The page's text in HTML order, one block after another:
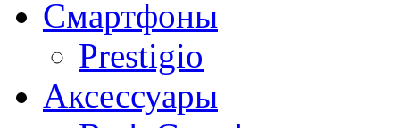
Смартфоны
Prestigio
Аксессуары